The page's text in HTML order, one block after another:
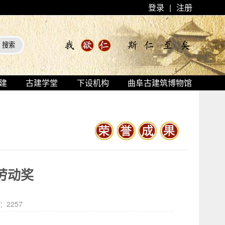
登录 | 注册
古建学堂 下设机构 曲阜古建筑博物馆
动奖
2257